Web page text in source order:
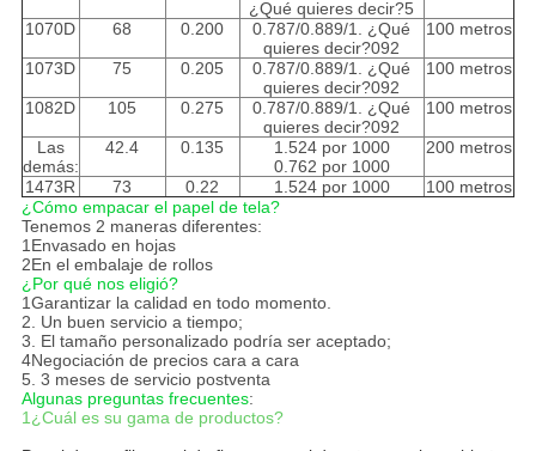
¿Qué quieres decir?5
1070D 68 0.200
0.787/0.889/1. ¿Qué
quieres decir?092
100 metros
1073D 75 0.205
0.787/0.889/1. ¿Qué
quieres decir?092
100 metros
1082D 105 0.275
0.787/0.889/1. ¿Qué
quieres decir?092
100 metros
Las
demás:
42.4 0.135
1.524 por 1000
0.762 por 1000
200 metros
1473R 73 0.22 1.524 por 1000
100 metros
¿Cómo empacar el papel de tela?
Tenemos 2 maneras diferentes:
1Envasado en hojas
2En el embalaje de rollos
¿Por qué nos eligió?
1Garantizar la calidad en todo momento.
2. Un buen servicio a tiempo;
3. El tamaño personalizado podría ser aceptado;
4Negociación de precios cara a cara
5. 3 meses de servicio postventa
Algunas preguntas frecuentes:
1¿Cuál es su gama de productos?